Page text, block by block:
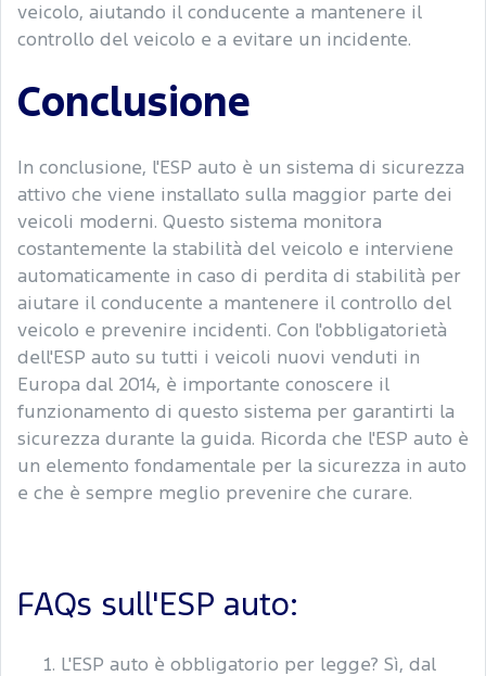
veicolo, aiutando il conducente a mantenere il
controllo del veicolo e a evitare un incidente.
Conclusione
In conclusione, l'ESP auto è un sistema di sicurezza
attivo che viene installato sulla maggior parte dei
veicoli moderni. Questo sistema monitora
costantemente la stabilità del veicolo e interviene
automaticamente in caso di perdita di stabilità per
aiutare il conducente a mantenere il controllo del
veicolo e prevenire incidenti. Con l'obbligatorietà
dell'ESP auto su tutti i veicoli nuovi venduti in
Europa dal 2014, è importante conoscere il
funzionamento di questo sistema per garantirti la
sicurezza durante la guida. Ricorda che l'ESP auto è
un elemento fondamentale per la sicurezza in auto
e che è sempre meglio prevenire che curare.
FAQs sull'ESP auto:
L'ESP auto è obbligatorio per legge? Sì, dal